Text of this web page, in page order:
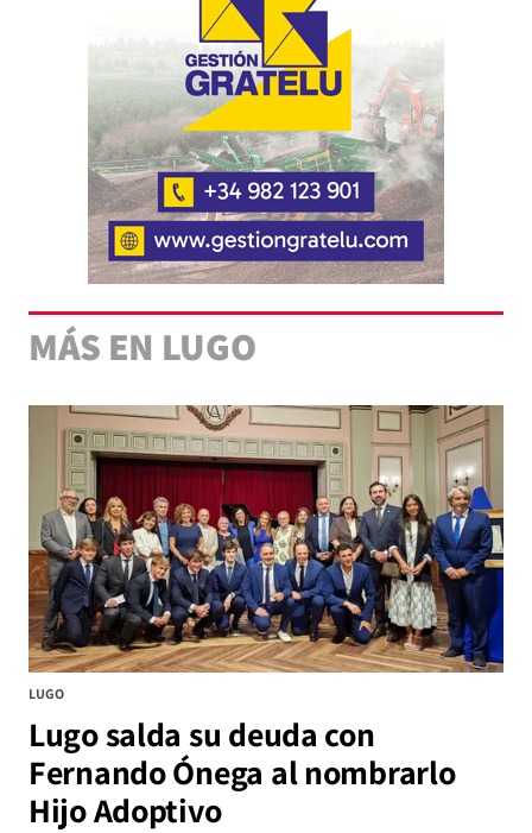
MÁS EN LUGO
LUGO
Lugo salda su deuda con
Fernando Ónega al nombrarlo
Hijo Adoptivo